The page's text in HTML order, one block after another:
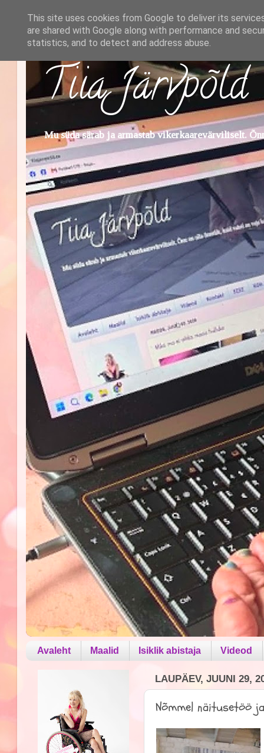
Tiia Järvpõld
Mu süda särab ja armastab vikerkaarevärviliselt.
Avaleht Maalid Isiklik abistaja Videod
LAUPÄEV, JUUNI 29,
Nõmmel näitusetöö
This site uses cookies from Google to deliver its
are shared with Google along with performance and
statistics, and to detect and address abuse.